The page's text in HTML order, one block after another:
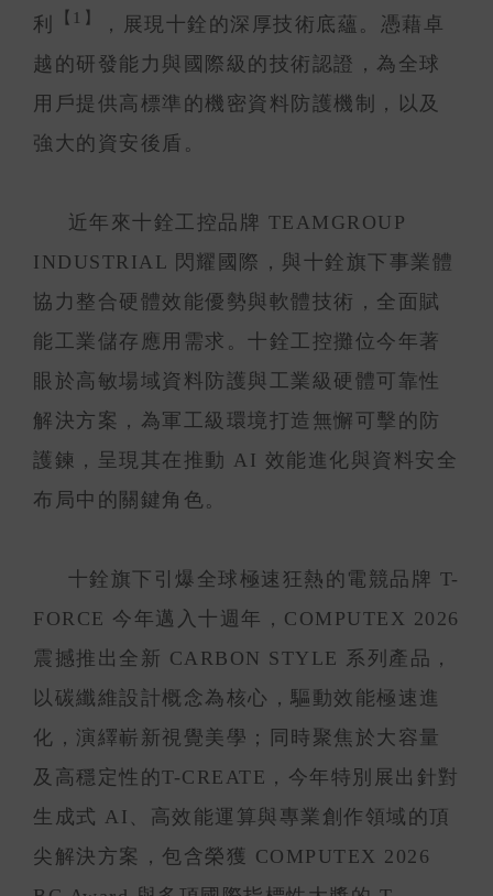
利
【1】
，展現十銓的深厚技術底蘊。憑藉卓
越的研發能力與國際級的技術認證，為全球
用戶提供高標準的機密資料防護機制，以及
強大的資安後盾。
近年來十銓工控品牌 TEAMGROUP
INDUSTRIAL 閃耀國際，與十銓旗下事業體
協力整合硬體效能優勢與軟體技術，全面賦
能工業儲存應用需求。十銓工控攤位今年著
眼於高敏場域資料防護與工業級硬體可靠性
解決方案，為軍工級環境打造無懈可擊的防
護鍊，呈現其在推動 AI 效能進化與資料安全
布局中的關鍵角色。
十銓旗下引爆全球極速狂熱的電競品牌 T-
FORCE 今年邁入十週年，COMPUTEX 2026
震撼推出全新 CARBON STYLE 系列產品，
以碳纖維設計概念為核心，驅動效能極速進
化，演繹嶄新視覺美學；同時聚焦於大容量
及高穩定性的T-CREATE，今年特別展出針對
生成式 AI、高效能運算與專業創作領域的頂
尖解決方案，包含榮獲 COMPUTEX 2026